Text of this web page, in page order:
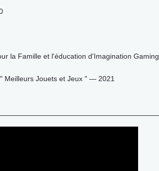
la Famille et l'éducation d'Imagination Gaming
Meilleurs Jouets et Jeux " — 2021